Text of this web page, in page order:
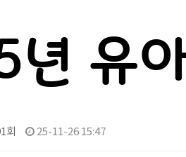
유
회 25-11-26 15:47